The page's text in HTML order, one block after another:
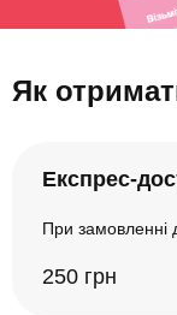
Як
Експрес-
При замовленні
250 грн